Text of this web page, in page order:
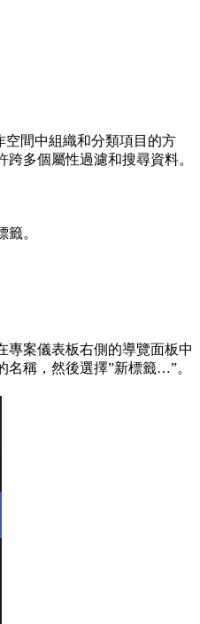
空間中組織和分類項目的方
多個屬性過濾和搜尋資料。
。
專案儀表板右側的導覽面板中
稱，然後選擇”新標籤…”。